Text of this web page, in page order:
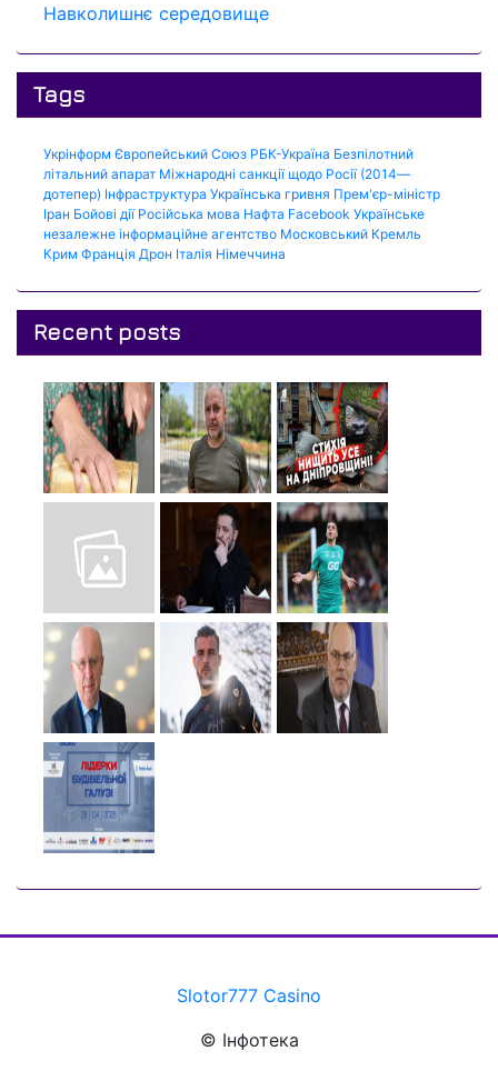
Навколишнє середовище
Tags
Укрінформ Європейський Союз РБК-Україна Безпілотний
літальний апарат Міжнародні санкції щодо Росії (2014—
дотепер) Інфраструктура Українська гривня Прем'єр-міністр
Іран Бойові дії Російська мова Нафта Facebook Українське
незалежне інформаційне агентство Московський Кремль
Крим Франція Дрон Італія Німеччина
Recent posts
Slotor777 Casino
© Інфотека